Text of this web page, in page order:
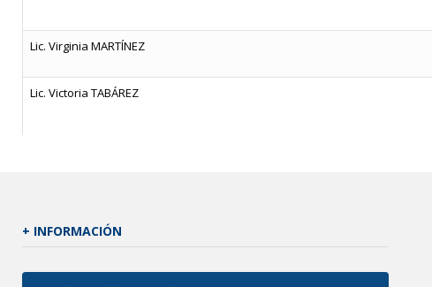
Lic. Virginia MARTÍNEZ
Lic. Victoria TABÁREZ
+ INFORMACIÓN